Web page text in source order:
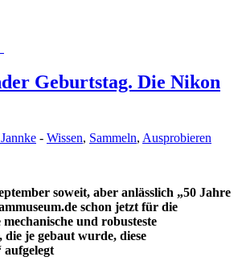
Geburtstag. Die Nikon
- Wissen, Sammeln, Ausprobieren
soweit, aber anlässlich „50 Jahre
schon jetzt für die
und robusteste
die je gebaut wurde, diese
aufgelegt